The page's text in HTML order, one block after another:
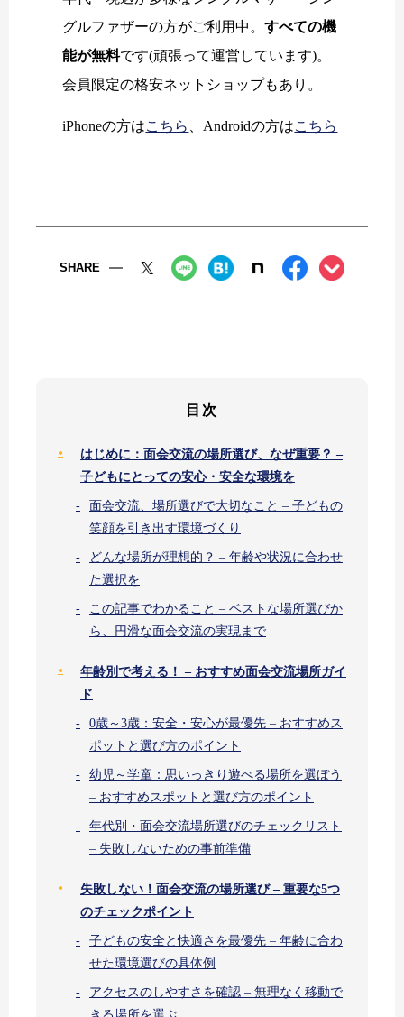
グルファザーの方がご利用中。すべての機
能が無料です(頑張って運営しています)。
会員限定の格安ネットショップもあり。
iPhoneの方はこちら 、Androidの方はこちら
SHARE
目次
はじめに：面会交流の場所選び、なぜ重要？ –
子どもにとっての安心・安全な環境を
面会交流、場所選びで大切なこと – 子どもの
笑顔を引き出す環境づくり
どんな場所が理想的？ – 年齢や状況に合わせ
た選択を
この記事でわかること – ベストな場所選びか
ら、円滑な面会交流の実現まで
年齢別で考える！ – おすすめ面会交流場所ガイ
ド
0歳～3歳：安全・安心が最優先 – おすすめス
ポットと選び方のポイント
幼児～学童：思いっきり遊べる場所を選ぼう
– おすすめスポットと選び方のポイント
年代別・面会交流場所選びのチェックリスト
– 失敗しないための事前準備
失敗しない！面会交流の場所選び – 重要な5つ
のチェックポイント
子どもの安全と快適さを最優先 – 年齢に合わ
せた環境選びの具体例
アクセスのしやすさを確認 – 無理なく移動で